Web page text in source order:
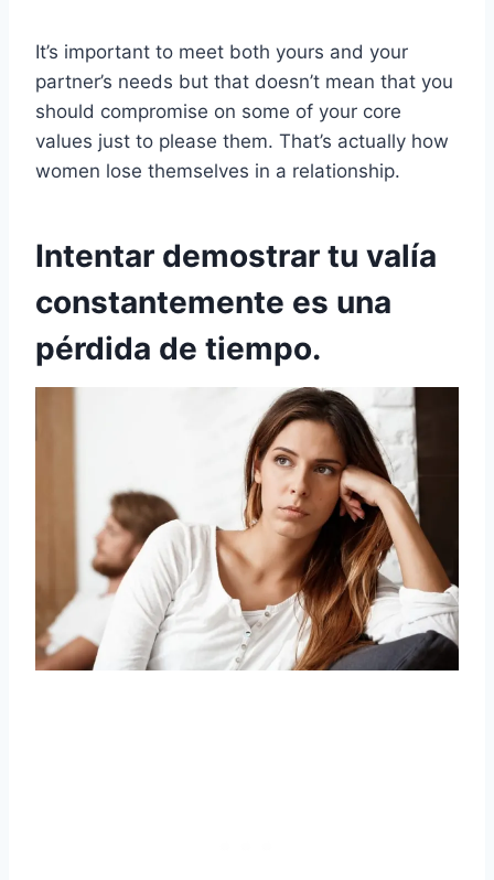
It’s important to meet both yours and your
partner’s needs but that doesn’t mean that you
should compromise on some of your core
values just to please them. That’s actually how
women lose themselves in a relationship.
Intentar demostrar tu valía
constantemente es una
pérdida de tiempo.